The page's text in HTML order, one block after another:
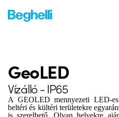
GeoLED
Vízálló - IP65
A GEOLED mennyezeti LED-
beltéri és kültéri területekre
is szerelhető. Olyan helyekre